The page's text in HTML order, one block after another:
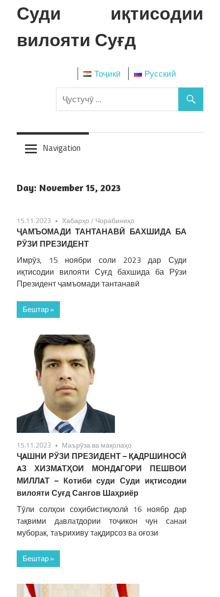
Skip
to
Суди иқтисодии
вилояти Суғд
Тоҷикӣ Русский
Navigation
Day: November 15, 2023
15.11.2023 Хабарҳо/ Чорабиниҳо
ҶАМЪОМАДИ ТАНТАНАВӢ БАХШИДА БА
РӮЗИ ПРЕЗИДЕНТ
Имрӯз, 15 ноябри соли 2023 дар Суди
иқтисодии вилояти Суғд бахшида ба Рӯзи
Президент ҷамъомади тантанавӣ
Бештар »
15.11.2023 Маърӯза ва мақолаҳо
ҶAШНИ РӮЗИ ПРЕЗИДЕНТ – ҚAДРШИНОСӢ
AЗ ХИЗМAТҲОИ МОНДAГОРИ ПЕШВОИ
МИЛЛAТ – Котиби суди Суди иқтисодии
вилояти Суғд Сангов Шаҳриёр
Тӯли солҳои соҳибистиқлолӣ 16 ноябр дaр
тaқвими дaвлaтдории тоҷикон чун сaнaи
муборaк, тaърихиву тaқдирсоз вa оғози
Бештар »